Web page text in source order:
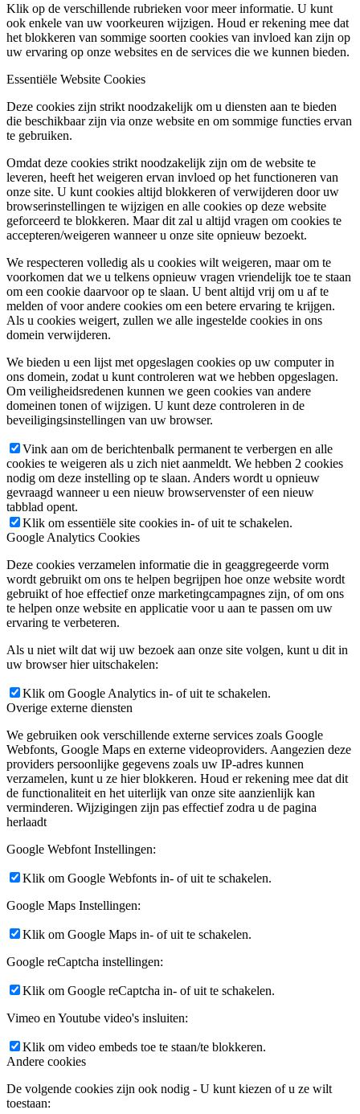
Klik op de verschillende rubrieken voor meer informatie. U kunt
ook enkele van uw voorkeuren wijzigen. Houd er rekening mee dat
het blokkeren van sommige soorten cookies van invloed kan zijn op
uw ervaring op onze websites en de services die we kunnen bieden.
Essentiële Website Cookies
Deze cookies zijn strikt noodzakelijk om u diensten aan te bieden
die beschikbaar zijn via onze website en om sommige functies ervan
te gebruiken.
Omdat deze cookies strikt noodzakelijk zijn om de website te
leveren, heeft het weigeren ervan invloed op het functioneren van
onze site. U kunt cookies altijd blokkeren of verwijderen door uw
browserinstellingen te wijzigen en alle cookies op deze website
geforceerd te blokkeren. Maar dit zal u altijd vragen om cookies te
accepteren/weigeren wanneer u onze site opnieuw bezoekt.
We respecteren volledig als u cookies wilt weigeren, maar om te
voorkomen dat we u telkens opnieuw vragen vriendelijk toe te staan
om een cookie daarvoor op te slaan. U bent altijd vrij om u af te
melden of voor andere cookies om een betere ervaring te krijgen.
Als u cookies weigert, zullen we alle ingestelde cookies in ons
domein verwijderen.
We bieden u een lijst met opgeslagen cookies op uw computer in
ons domein, zodat u kunt controleren wat we hebben opgeslagen.
Om veiligheidsredenen kunnen we geen cookies van andere
domeinen tonen of wijzigen. U kunt deze controleren in de
beveiligingsinstellingen van uw browser.
Vink aan om de berichtenbalk permanent te verbergen en alle
cookies te weigeren als u zich niet aanmeldt. We hebben 2 cookies
nodig om deze instelling op te slaan. Anders wordt u opnieuw
gevraagd wanneer u een nieuw browservenster of een nieuw
tabblad opent.
Klik om essentiële site cookies in- of uit te schakelen.
Google Analytics Cookies
Deze cookies verzamelen informatie die in geaggregeerde vorm
wordt gebruikt om ons te helpen begrijpen hoe onze website wordt
gebruikt of hoe effectief onze marketingcampagnes zijn, of om ons
te helpen onze website en applicatie voor u aan te passen om uw
ervaring te verbeteren.
Als u niet wilt dat wij uw bezoek aan onze site volgen, kunt u dit in
uw browser hier uitschakelen:
Klik om Google Analytics in- of uit te schakelen.
Overige externe diensten
We gebruiken ook verschillende externe services zoals Google
Webfonts, Google Maps en externe videoproviders. Aangezien deze
providers persoonlijke gegevens zoals uw IP-adres kunnen
verzamelen, kunt u ze hier blokkeren. Houd er rekening mee dat dit
de functionaliteit en het uiterlijk van onze site aanzienlijk kan
verminderen. Wijzigingen zijn pas effectief zodra u de pagina
herlaadt
Google Webfont Instellingen:
Klik om Google Webfonts in- of uit te schakelen.
Google Maps Instellingen:
Klik om Google Maps in- of uit te schakelen.
Google reCaptcha instellingen:
Klik om Google reCaptcha in- of uit te schakelen.
Vimeo en Youtube video's insluiten:
Klik om video embeds toe te staan/te blokkeren.
Andere cookies
De volgende cookies zijn ook nodig - U kunt kiezen of u ze wilt
toestaan: